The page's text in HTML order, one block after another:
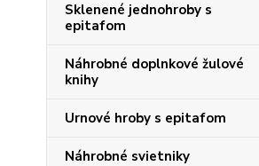
Sklenené jednohroby s
epitafom
Náhrobné doplnkové žulové
knihy
Urnové hroby s epitafom
Náhrobné svietniky